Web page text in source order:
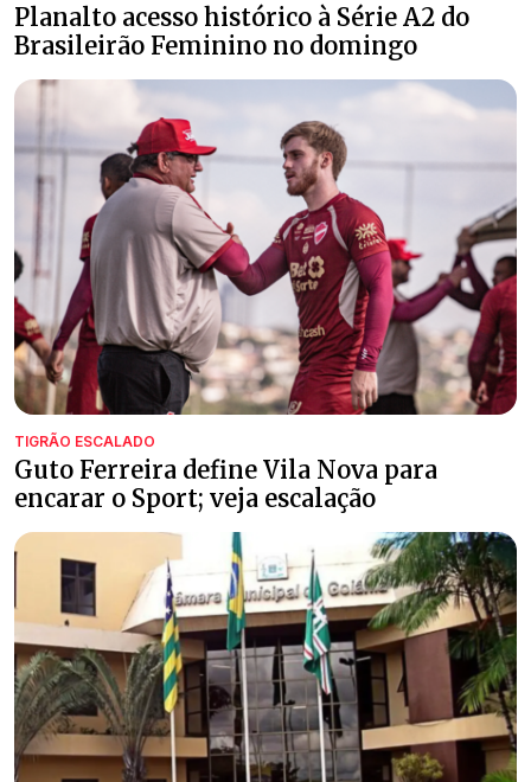
Planalto acesso histórico à Série A2 do
Brasileirão Feminino no domingo
TIGRÃO ESCALADO
Guto Ferreira define Vila Nova para
encarar o Sport; veja escalação